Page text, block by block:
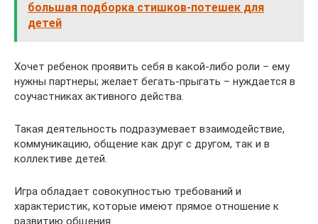
большая подборка стишков-потешек для
детей
Хочет ребенок проявить себя в какой-либо роли – ему
нужны партнеры; желает бегать-прыгать – нуждается в
соучастниках активного действа.
Такая деятельность подразумевает взаимодействие,
коммуникацию, общение как друг с другом, так и в
коллективе детей.
Игра обладает совокупностью требований и
характеристик, которые имеют прямое отношение к
развитию общения.